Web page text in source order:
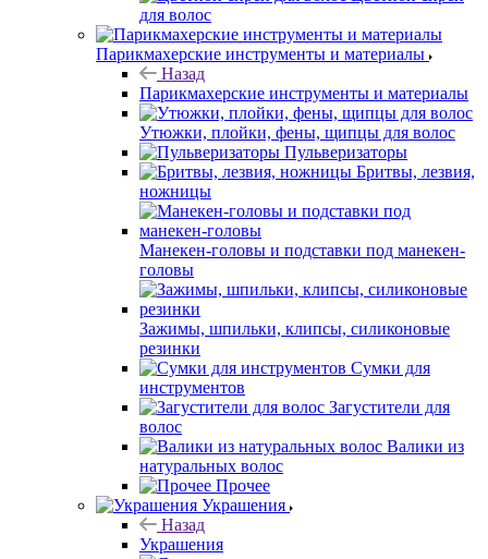
для волос
Парикмахерские инструменты и материалы
Назад
Парикмахерские инструменты и материалы
Утюжки, плойки, фены, щипцы для волос
Пульверизаторы
Бритвы, лезвия,
ножницы
Манекен-головы и подставки под манекен-
головы
Зажимы, шпильки, клипсы, силиконовые
резинки
Сумки для
инструментов
Загустители для
волос
Валики из
натуральных волос
Прочее
Украшения
Назад
Украшения